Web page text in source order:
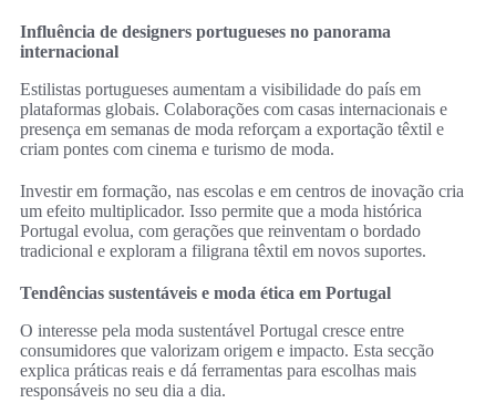
Influência de designers portugueses no panorama
internacional
Estilistas portugueses aumentam a visibilidade do país em
plataformas globais. Colaborações com casas internacionais e
presença em semanas de moda reforçam a exportação têxtil e
criam pontes com cinema e turismo de moda.
Investir em formação, nas escolas e em centros de inovação cria
um efeito multiplicador. Isso permite que a moda histórica
Portugal evolua, com gerações que reinventam o bordado
tradicional e exploram a filigrana têxtil em novos suportes.
Tendências sustentáveis e moda ética em Portugal
O interesse pela moda sustentável Portugal cresce entre
consumidores que valorizam origem e impacto. Esta secção
explica práticas reais e dá ferramentas para escolhas mais
responsáveis no seu dia a dia.